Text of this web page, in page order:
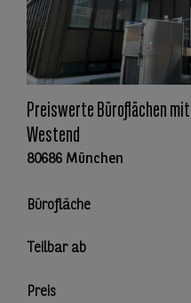
Preiswerte Büroflächen
Westend
80686 München
Bürofläche
Teilbar ab
Preis